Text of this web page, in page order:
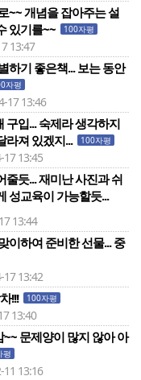
~~ 개념을 잡아주는 설
있기를~~
100자평
13:47
하기 좋은책... 보는 동안
자평
17 13:46
구입... 숙제라 생각하지
라져 있겠지...
100자평
13:45
듯... 재미난 사진과 쉬
성교육이 가능할듯...
13:44
이하여 준비한 선물... 중
13:42
!!! 100자평
13:40
문제양이 많지 않아 아
평
13:16